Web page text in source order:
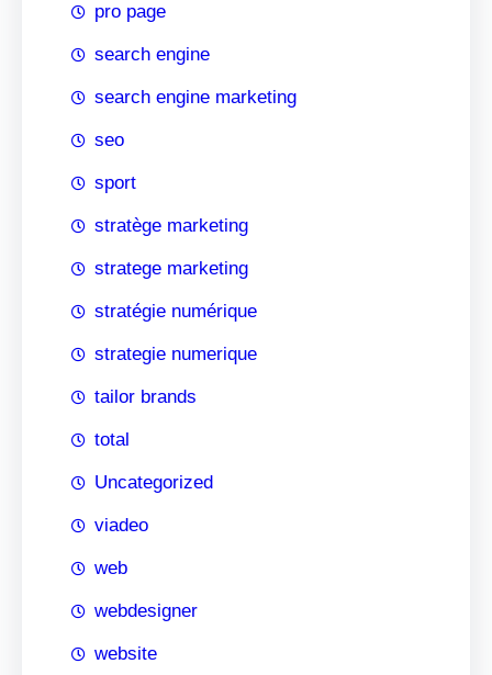
pro page
search engine
search engine marketing
seo
sport
stratège marketing
stratege marketing
stratégie numérique
strategie numerique
tailor brands
total
Uncategorized
viadeo
web
webdesigner
website